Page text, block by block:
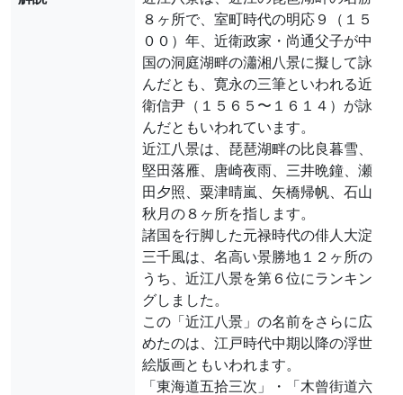
８ヶ所で、室町時代の明応９（１５
００）年、近衛政家・尚通父子が中
国の洞庭湖畔の瀟湘八景に擬して詠
んだとも、寛永の三筆といわれる近
衛信尹（１５６５〜１６１４）が詠
んだともいわれています。
近江八景は、琵琶湖畔の比良暮雪、
堅田落雁、唐崎夜雨、三井晩鐘、瀬
田夕照、粟津晴嵐、矢橋帰帆、石山
秋月の８ヶ所を指します。
諸国を行脚した元禄時代の俳人大淀
三千風は、名高い景勝地１２ヶ所の
うち、近江八景を第６位にランキン
グしました。
この「近江八景」の名前をさらに広
めたのは、江戸時代中期以降の浮世
絵版画ともいわれます。
「東海道五拾三次」・「木曾街道六